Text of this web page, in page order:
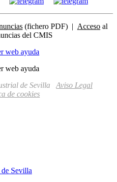
(fichero PDF) | Acceso al
del CMIS
de Sevilla Aviso Legal
de cookies